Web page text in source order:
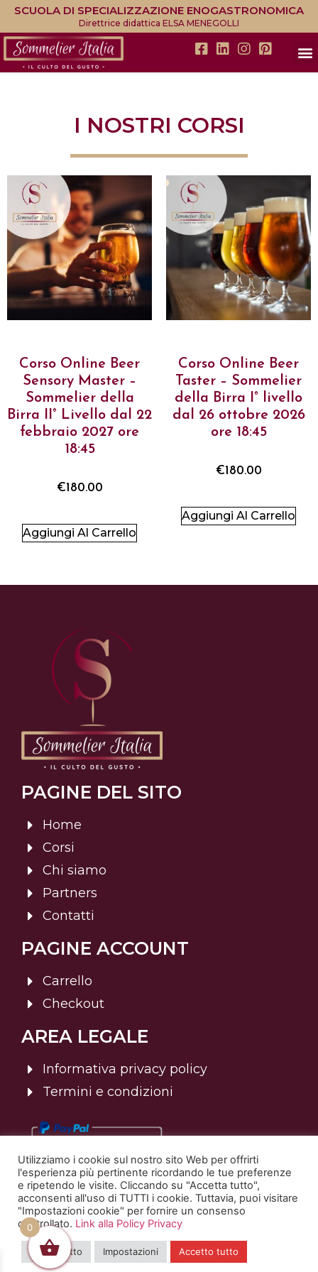
SCUOLA DI SPECIALIZZAZIONE ENOGASTRONOMICA
Direttrice didattica ELSA MENEGOLLI
I NOSTRI CORSI
Corso Online Beer
Sensory Master –
Sommelier della
Birra II° Livello dal 22
febbraio 2027 ore
18:45
€180.00
Aggiungi Al Carrello
Corso Online Beer
Taster – Sommelier
della Birra I° livello
dal 26 ottobre 2026
ore 18:45
€180.00
Aggiungi Al Carrello
PAGINE DEL SITO
Home
Corsi
Chi siamo
Partners
Contatti
PAGINE ACCOUNT
Carrello
Checkout
AREA LEGALE
Informativa privacy policy
Termini e condizioni
© 2025 Sommelier Italia | Tutti i diritti riservati. | P.Iva:
Utilizziamo i cookie sul nostro sito Web per offrirti
l'esperienza più pertinente ricordando le tue preferenze
e ripetendo le visite. Cliccando su "Accetta tutto",
acconsenti all'uso di TUTTI i cookie. Tuttavia, puoi visitare
"Impostazioni cookie" per fornire un consenso
controllato. Link alla Policy Privacy
Rifiuta tutto Impostazioni Accetto tutto
0